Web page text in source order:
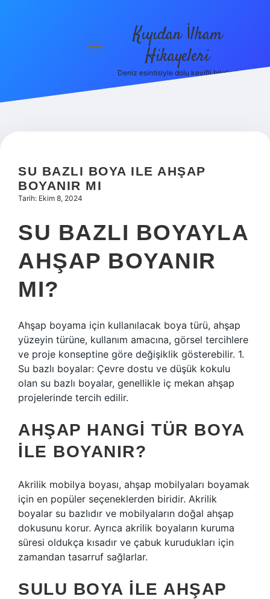
Hakkımızda
menüyü
Kıyıdan İlham
Hikayeleri
Deniz esintisiyle dolu keyifli bilgiler!
SU BAZLI BOYA ILE AHŞAP
BOYANIR MI
Tarih: Ekim 8, 2024
SU BAZLI BOYAYLA
AHŞAP BOYANIR
MI?
Ahşap boyama için kullanılacak boya türü, ahşap
yüzeyin türüne, kullanım amacına, görsel tercihlere
ve proje konseptine göre değişiklik gösterebilir. 1.
Su bazlı boyalar: Çevre dostu ve düşük kokulu
olan su bazlı boyalar, genellikle iç mekan ahşap
projelerinde tercih edilir.
AHŞAP HANGI TÜR BOYA
ILE BOYANIR?
Akrilik mobilya boyası, ahşap mobilyaları boyamak
için en popüler seçeneklerden biridir. Akrilik
boyalar su bazlıdır ve mobilyaların doğal ahşap
dokusunu korur. Ayrıca akrilik boyaların kuruma
süresi oldukça kısadır ve çabuk kurudukları için
zamandan tasarruf sağlarlar.
SULU BOYA ILE AHŞAP